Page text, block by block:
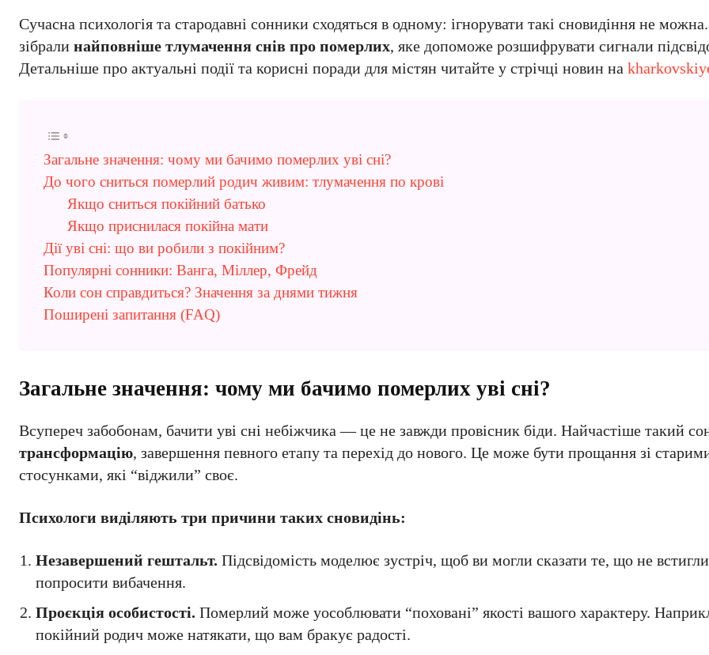
Сучасна психологія та стародавні сонники сходяться в одному: ігнорувати такі сновидіння не
зібрали найповніше тлумачення снів про померлих, яке допоможе розшифрувати сигнали
Детальніше про актуальні події та корисні поради для містян читайте у стрічці новин на
Загальне значення: чому ми бачимо померлих уві сні?
До чого сниться померлий родич живим: тлумачення по крові
Якщо сниться покійний батько
Якщо приснилася покійна мати
Дії уві сні: що ви робили з покійним?
Популярні сонники: Ванга, Міллер, Фрейд
Коли сон справдиться? Значення за днями тижня
Поширені запитання (FAQ)
Загальне значення: чому ми бачимо померлих уві сні?
Всупереч забобонам, бачити уві сні небіжчика — це не завжди провісник біди. Найчастіше такий
трансформацію, завершення певного етапу та перехід до нового. Це може бути прощання зі
стосунками, які “віджили” своє.
Психологи виділяють три причини таких сновидінь:
Незавершений гештальт. Підсвідомість моделює зустріч, щоб ви могли сказати те, що не
попросити вибачення.
Проєкція особистості. Померлий може уособлювати “поховані” якості вашого характеру.
покійний родич може натякати, що вам бракує радості.